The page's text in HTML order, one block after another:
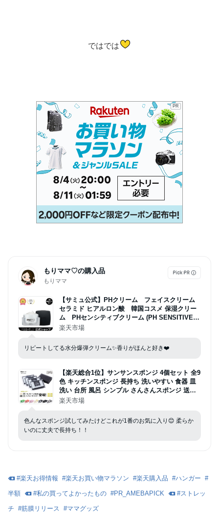
ではでは
PR
もりママ♡の購入品
もりママ
【サミュ公式】PHクリーム フェイスクリーム
セラミド ヒアルロン酸 韓国コスメ 保湿クリー
ム PHセンシティブクリーム (PH SENSITIVE C
REAM 60ml) 【送料無料】
楽天市場
リピートしてる水分爆弾クリーム✨香りがほんと好き❤️
【楽天総合1位】サンサンスポンジ 4個セット 全9
色 キッチンスポンジ 長持ち 洗いやすい 食器 皿
洗い 台所 風呂 シンプル さんさんスポンジ 送料
無料 まとめ買い おすすめの使い方 3か月ローテ
楽天市場
色んなスポンジ試してみたけどこれが1番のお気に入り😊 柔らか
いのに丈夫で長持ち！！
#楽天お得情報 #楽天お買い物マラソン #楽天購入品 #ハンガー #
半額 #私の買ってよかったもの #PR_AMEBAPICK #ストレッ
チ #筋膜リリース #ママグッズ